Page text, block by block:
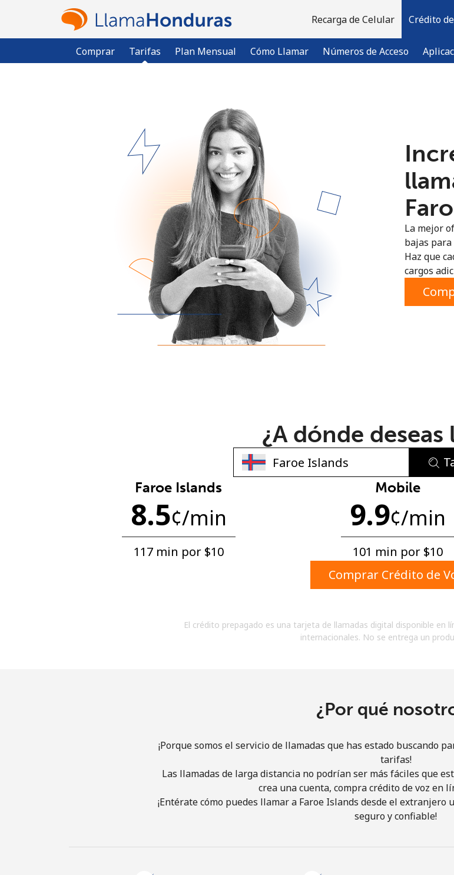
Recarga de Celular Crédito
Comprar Tarifas Plan Mensual Cómo Llamar Números de Acceso
¿Ya tienes una cuenta? Inicia
Regístrate con
No se ha creado
Mínimo 8 caracteres
Una letra mayúscula y una minúscula
Un caracter especial
acuerdo con estos
Términos y
Únete
¡Hola!
La mejor
bajas
Haz que
cargos
¿A dónde deseas
Faroe Islands
8.5¢/min
117 min por ⁦$10⁩
Mobile
9.9¢/min
101 min por ⁦$10⁩
Comprar Crédito de
El crédito prepagado es una tarjeta de llamadas digital disponible en
internacionales. No se entrega un
¿Por qué
¡Porque somos el servicio de llamadas que has estado buscando
tarifas!
Las llamadas de larga distancia no podrían ser más fáciles que
crea una cuenta, compra crédito de voz en
¡Entérate cómo puedes llamar a Faroe Islands desde el
seguro y confiable!